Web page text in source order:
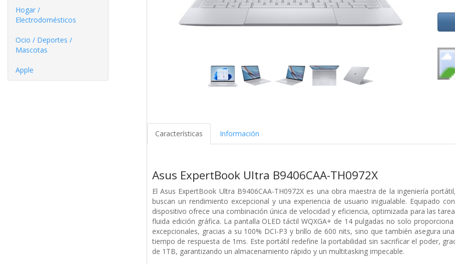
Hogar /
Electrodomésticos
Ocio / Deportes /
Mascotas
Apple
Características Información
Asus ExpertBook Ultra B9406CAA-TH0972X
El Asus ExpertBook Ultra B9406CAA-TH0972X es una obra maestra de la ingeniería
buscan un rendimiento excepcional y una experiencia de usuario inigualable. Equipado
dispositivo ofrece una combinación única de velocidad y eficiencia, optimizada para las
fluida edición gráfica. La pantalla OLED táctil WQXGA+ de 14 pulgadas no solo
excepcionales, gracias a su 100% DCI-P3 y brillo de 600 nits, sino que también asegura
tiempo de respuesta de 1ms. Este portátil redefine la portabilidad sin sacrificar el poder,
de 1TB, garantizando un almacenamiento rápido y un multitasking impecable.